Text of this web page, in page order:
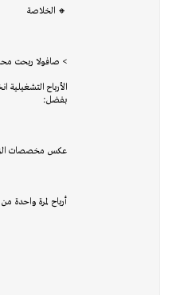
🔸 الخلاصة
> صافولا ربحت
الأرباح
بفضل:
عكس مخصصات الزكاة
أرباح لمرة واحدة